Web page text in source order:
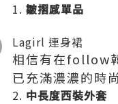
皺摺感單品
Lagirl 連身裙
相信有在follow
已充滿濃濃的時
中長度西裝外套